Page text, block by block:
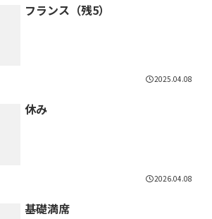
フランス（残5）
2025.04.08
休み
2026.04.08
基礎満席